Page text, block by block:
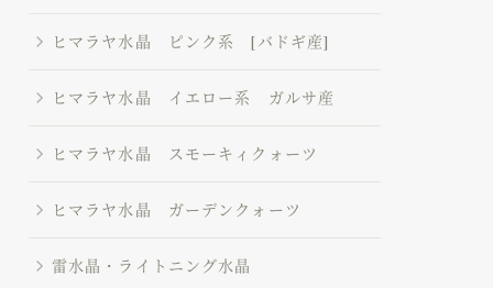
ヒマラヤ水晶 ピンク系 [バドギ産]
ヒマラヤ水晶 イエロー系 ガルサ産
ヒマラヤ水晶 スモーキィクォーツ
ヒマラヤ水晶 ガーデンクォーツ
雷水晶・ライトニング水晶